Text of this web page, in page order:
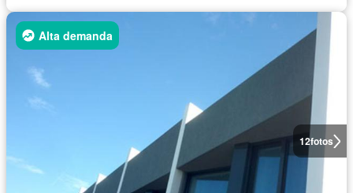
12fotos
Alta demanda